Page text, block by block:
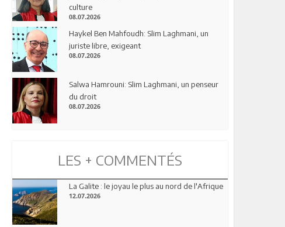
culture
08.07.2026
Haykel Ben Mahfoudh: Slim Laghmani, un
juriste libre, exigeant
08.07.2026
Salwa Hamrouni: Slim Laghmani, un penseur
du droit
08.07.2026
LES + COMMENTÉS
La Galite : le joyau le plus au nord de l'Afrique
12.07.2026